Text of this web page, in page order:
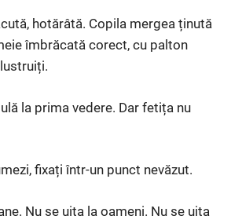
hotărâtă. Copila mergea ținută
îmbrăcată corect, cu palton
la prima vedere. Dar fetița nu
fixați într-un punct nevăzut.
Nu se uita la oameni. Nu se uita